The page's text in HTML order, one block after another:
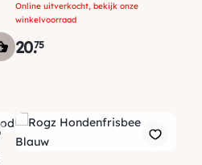
Online uitverkocht, bekijk onze
winkelvoorraad
20.75